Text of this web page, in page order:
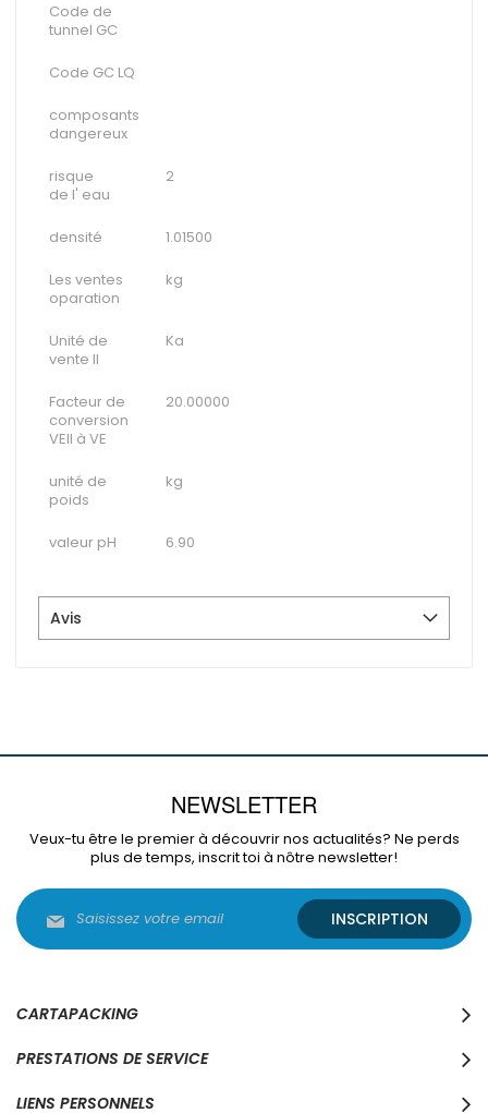
Code de
tunnel GC
Code GC LQ
composants
dangereux
risque
de l' eau
2
densité 1.01500
Les ventes
oparation
kg
Unité de
vente II
Ka
Facteur de
conversion
VEII à VE
20.00000
unité de
poids
kg
valeur pH 6.90
Avis
NEWSLETTER
Veux-tu être le premier à découvrir nos actualités? Ne perds
plus de temps, inscrit toi à nôtre newsletter!
à
notre
INSCRIPTION
CARTAPACKING
PRESTATIONS DE SERVICE
LIENS PERSONNELS